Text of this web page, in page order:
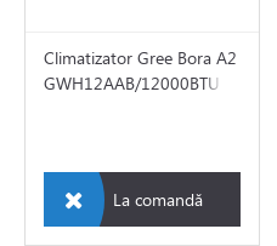
Climatizator Gree Bora A2
GWH12AAB/12000BTU
La comandă